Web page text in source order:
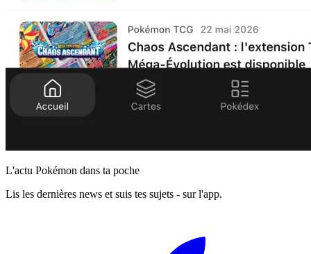
L'actu Pokémon dans ta poche
Lis les dernières news et suis tes sujets - sur l'app.